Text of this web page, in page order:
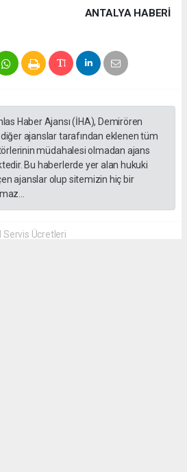
ANTALYA HABERİ
Haber Ajansı (İHA), Demirören
diğer ajanslar tarafından eklenen tüm
müdahalesi olmadan ajans
Bu haberlerde yer alan hukuki
ajanslar olup sitemizin hiç bir
Servis Ücretleri